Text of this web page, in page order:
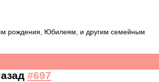
рождения, Юбилеям, и другим семейным
#697